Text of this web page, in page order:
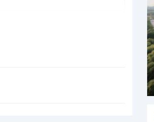
Duffield by Monica Rita Martin
Duffield by Yanling Jiang